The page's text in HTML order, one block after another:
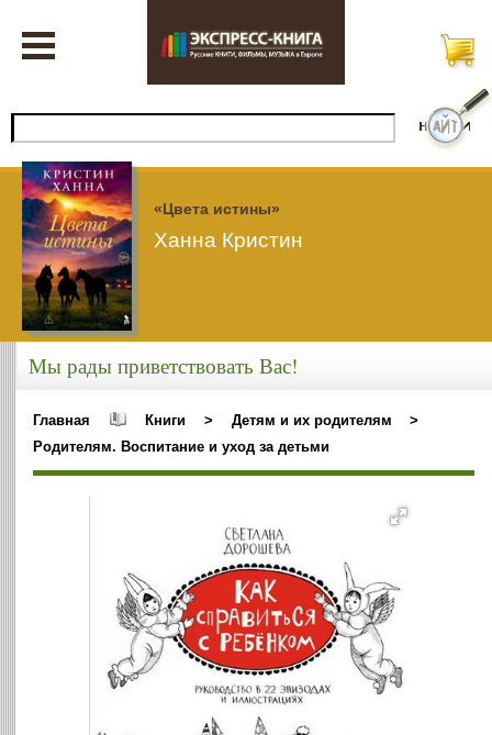
«Цвета истины»
Ханна Кристин
Мы рады приветствовать Вас!
Главная Книги > Детям и их родителям
>
Родителям. Воспитание и уход за детьми